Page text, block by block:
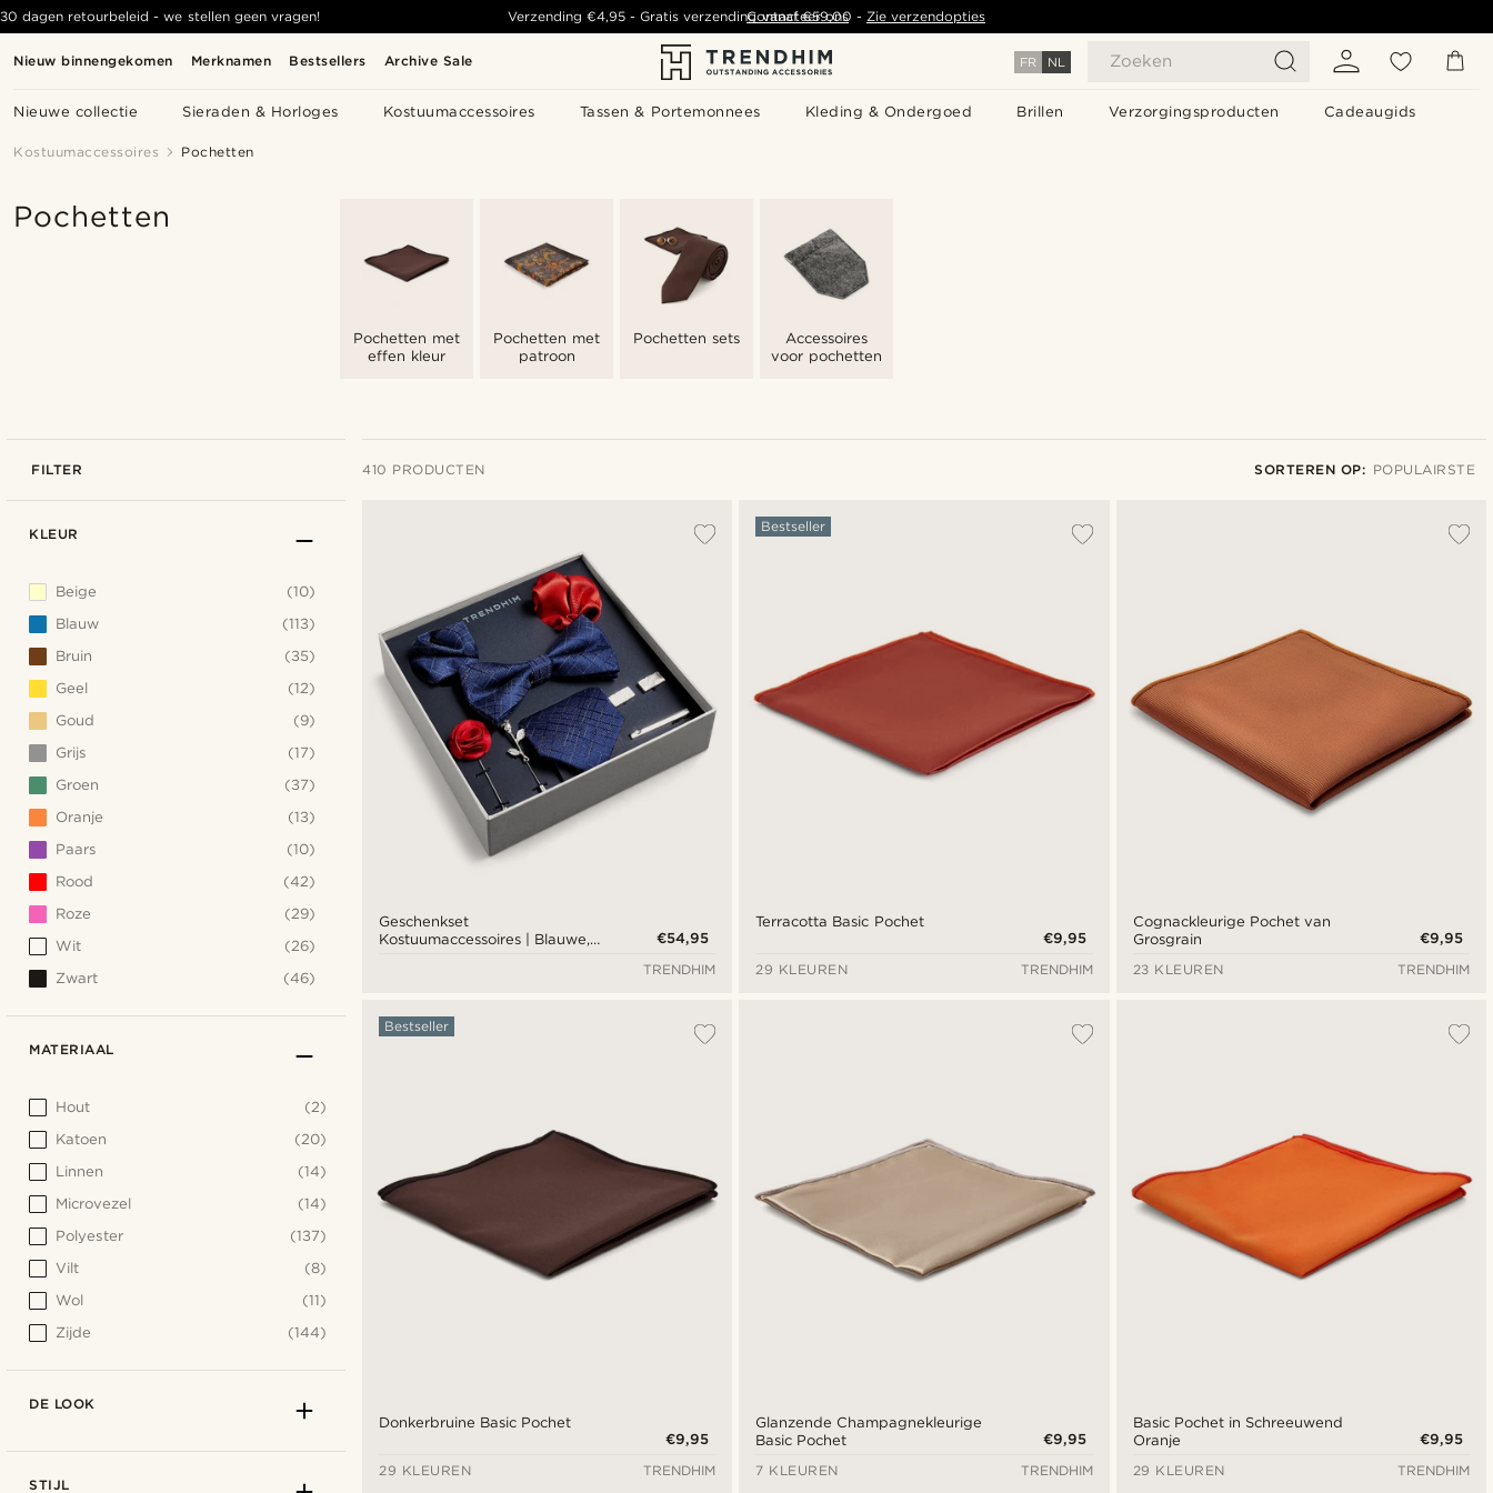
Nieuw binnengekomen Merknamen Bestsellers Archive Sale FR NL Zoeken
Nieuwe collectie Sieraden & Horloges Kostuumaccessoires Tassen & Portemonnees Kleding & Ondergoed Brillen Verzorgingsproducten Cadeaugids
30 dagen retourbeleid - we stellen geen vragen! Verzending €4,95 -Gratis verzending vanaf €59,00 - Zie verzendopties
Contacteer ons
Kostuumaccessoires Pochetten
Pochetten
Pochetten met
effen kleur
Pochetten met
patroon
Pochetten sets
Accessoires
voor pochetten
FILTER 410 PRODUCTEN SORTEREN OP: POPULAIRSTE
Geschenkset
Kostuumaccessoires | Blauwe,
€54,95
TRENDHIM
Terracotta Basic Pochet
Bestseller
€9,95
29 KLEUREN
TRENDHIM
Cognackleurige Pochet van
Grosgrain
€9,95
23 KLEUREN
TRENDHIM
Donkerbruine Basic Pochet
Bestseller
€9,95
29 KLEUREN
TRENDHIM
Glanzende Champagnekleurige
Basic Pochet
€9,95
7 KLEUREN
TRENDHIM
Basic Pochet in Schreeuwend
Oranje
€9,95
29 KLEUREN
TRENDHIM
KLEUR
Beige
(10)
Blauw
(113)
Bruin
(35)
Geel
(12)
Goud
(9)
Grijs
(17)
Groen
(37)
Oranje
(13)
Paars
(10)
Rood
(42)
Roze
(29)
Wit
(26)
Zwart
(46)
MATERIAAL
Hout
(2)
Katoen
(20)
Linnen
(14)
Microvezel
(14)
Polyester
(137)
Vilt
(8)
Wol
(11)
Zijde
(144)
DE LOOK
STIJL